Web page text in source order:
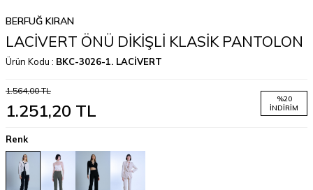
BERFUĞ KIRAN
LACİVERT ÖNÜ DİKİŞLİ KLASİK PANTOLON
Ürün Kodu : BKC-3026-1. LACİVERT
1.564,00TL
1.251,20 TL
%20
İNDIRIM
Renk